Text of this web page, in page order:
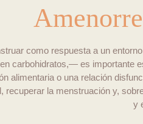
como respuesta a un
carbohidratos,— es importante
alimentaria o una relación
recuperar la menstruación y,
y